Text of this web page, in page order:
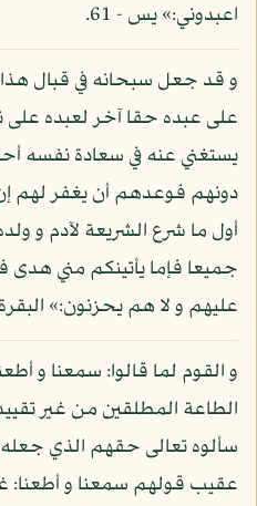
اعبدوني:» يس - 61.
و قد جعل سبحانه في قبال
على عبده حقا آخر لعبده على
يستغني عنه في سعادة نفسه
دونهم فوعدهم أن يغفر لهم
أول ما شرع الشريعة لآدم و
جميعا فإما يأتينكم مني
عليهم و لا هم يحزنون:» البقرة - 38، و ليس إلا
و القوم لما قالوا: سمعنا و
الطاعة المطلقين من غير
سألوه تعالى حقهم الذي
عقيب قولهم سمعنا و أطعنا: